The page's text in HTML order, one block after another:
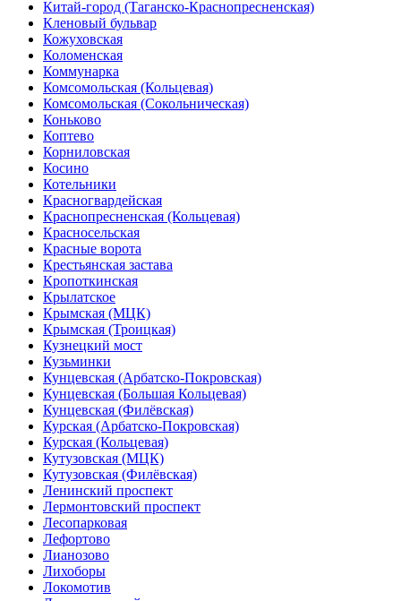
Китай-город (Таганско-Краснопресненская)
Кленовый бульвар
Кожуховская
Коломенская
Коммунарка
Комсомольская (Кольцевая)
Комсомольская (Сокольническая)
Коньково
Коптево
Корниловская
Косино
Котельники
Красногвардейская
Краснопресненская (Кольцевая)
Красносельская
Красные ворота
Крестьянская застава
Кропоткинская
Крылатское
Крымская (МЦК)
Крымская (Троицкая)
Кузнецкий мост
Кузьминки
Кунцевская (Арбатско-Покровская)
Кунцевская (Большая Кольцевая)
Кунцевская (Филёвская)
Курская (Арбатско-Покровская)
Курская (Кольцевая)
Кутузовская (МЦК)
Кутузовская (Филёвская)
Ленинский проспект
Лермонтовский проспект
Лесопарковая
Лефортово
Лианозово
Лихоборы
Локомотив